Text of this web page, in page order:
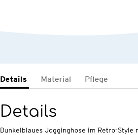
Details Material Pflege
Details
Dunkelblaues Jogginghose im Retro-Style